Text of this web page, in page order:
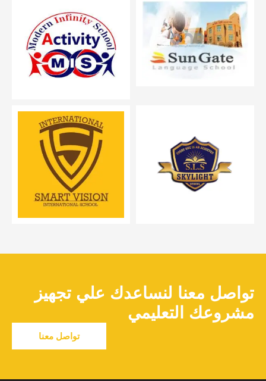
تواصل معنا لنساعدك علي تجهيز
مشروعك التعليمي
تواصل معنا